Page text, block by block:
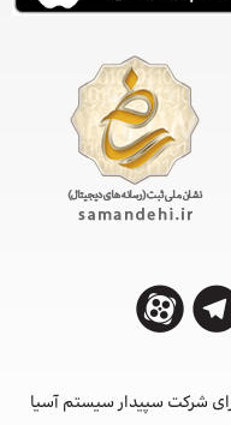
شرکت سپیدار سیستم آسیا